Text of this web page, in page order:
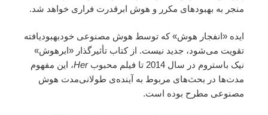
منجر به بهبودهای مکرر و هوش ابرقدرت فراری خواهد شد.
ایده «انفجار هوش» که توسط هوش مصنوعی خودبهبودیافته
تقویت می‌شود، جدید نیست. از کتاب تأثیرگذار «ابرهوش»
نیک باستروم در سال 2014 تا فیلم محبوب
Her، این مفهوم
مدت‌ها در بحث‌های مربوط به آینده‌ی طولانی‌مدت هوش
مصنوعی مطرح بوده است.